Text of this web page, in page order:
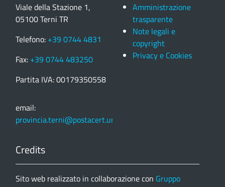
Viale della Stazione 1,
05100 Terni TR
Telefono: +39 0744 4831
Fax: +39 0744 483250
Partita IVA: 00179350558
email:
provincia.terni@postacert.umbria.it
Amministrazione
trasparente
Note legali e
copyright
Privacy e Cookies
Credits
Sito web realizzato in collaborazione con Gruppo